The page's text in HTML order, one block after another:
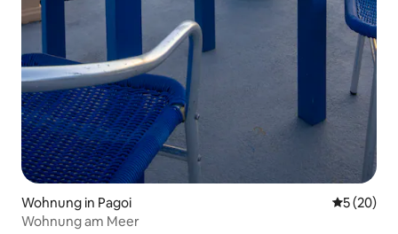
Wohnung in Pagoi
5 (20)
Wohnung am Meer